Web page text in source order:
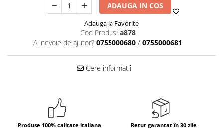
Bere italiana
Bauturi aperitive, alcoolice
Apa italiana
Sucuri si bauturi racoritoare
Pandoro si Balocco
Produse fara gluten
ADAUGA IN COS
Adauga la Favorite
Cod Produs: a878
Ai nevoie de ajutor? 0755000680 / 0755000681
Cere informatii
Produse 100% calitate italiana Retur garantat în 30 zile